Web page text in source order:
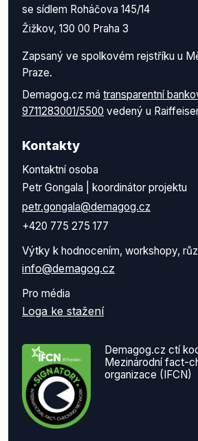
se sídlem Roháčova 145/14
Žižkov, 130 00 Praha 3
Zapsaný ve spolkovém rejstříku u
Praze.
Demagog.cz má transparentní
9711283001/5500 vedený u
Kontakty
Kontaktní osoba
Petr Gongala | koordinátor projektu
petr.gongala@demagog.cz
+420 775 275 177
Výtky k hodnocením, workshopy,
info@demagog.cz
Pro média
Loga ke stažení
Demagog.cz ctí
Mezinárodní fact-
organizace (IFCN)